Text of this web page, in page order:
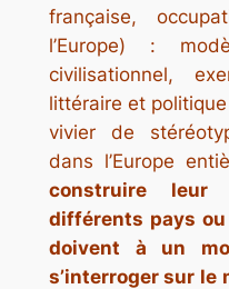
française,
l’Europe) :
civilisationnel,
littéraire et
vivier de
dans l’Europe
construire leur
différents pays
doivent à un
s’interroger sur le